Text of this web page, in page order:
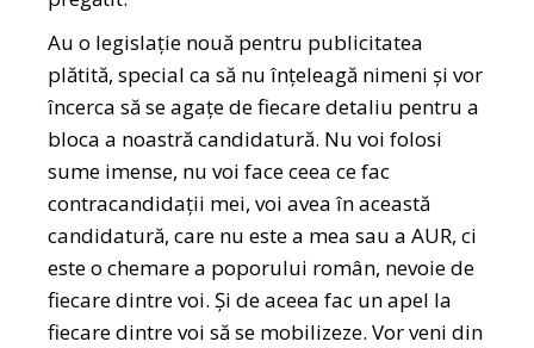
Au o legislație nouă pentru publicitatea
plătită, special ca să nu înțeleagă nimeni și vor
încerca să se agațe de fiecare detaliu pentru a
bloca a noastră candidatură. Nu voi folosi
sume imense, nu voi face ceea ce fac
contracandidații mei, voi avea în această
candidatură, care nu este a mea sau a AUR, ci
este o chemare a poporului român, nevoie de
fiecare dintre voi. Și de aceea fac un apel la
fiecare dintre voi să se mobilizeze. Vor veni din